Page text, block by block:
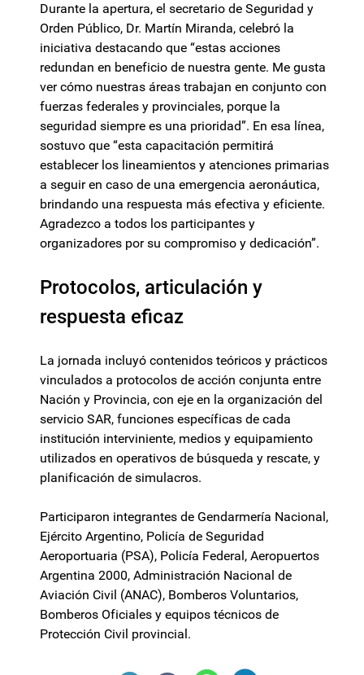
Durante la apertura, el secretario de Seguridad y
Orden Público, Dr. Martín Miranda, celebró la
iniciativa destacando que “estas acciones
redundan en beneficio de nuestra gente. Me gusta
ver cómo nuestras áreas trabajan en conjunto con
fuerzas federales y provinciales, porque la
seguridad siempre es una prioridad”. En esa línea,
sostuvo que “esta capacitación permitirá
establecer los lineamientos y atenciones primarias
a seguir en caso de una emergencia aeronáutica,
brindando una respuesta más efectiva y eficiente.
Agradezco a todos los participantes y
organizadores por su compromiso y dedicación”.
Protocolos, articulación y
respuesta eficaz
La jornada incluyó contenidos teóricos y prácticos
vinculados a protocolos de acción conjunta entre
Nación y Provincia, con eje en la organización del
servicio SAR, funciones específicas de cada
institución interviniente, medios y equipamiento
utilizados en operativos de búsqueda y rescate, y
planificación de simulacros.
Participaron integrantes de Gendarmería Nacional,
Ejército Argentino, Policía de Seguridad
Aeroportuaria (PSA), Policía Federal, Aeropuertos
Argentina 2000, Administración Nacional de
Aviación Civil (ANAC), Bomberos Voluntarios,
Bomberos Oficiales y equipos técnicos de
Protección Civil provincial.